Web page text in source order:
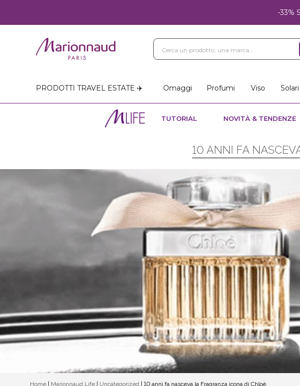
-33%
PRODOTTI TRAVEL ESTATE ✈️ Omaggi Profumi Viso
TUTORIAL NOVITÀ & TENDENZE
10 ANNI FA
Home Marionnaud Life Uncategorized 10 anni fa nasceva la Fragranza icona di Chloè